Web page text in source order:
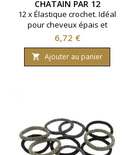
CHATAIN PAR 12
12 x Élastique crochet. Idéal
pour cheveux épais et
extensions. Coloris Chatain.
Prix
6,72 €
 Ajouter au panier